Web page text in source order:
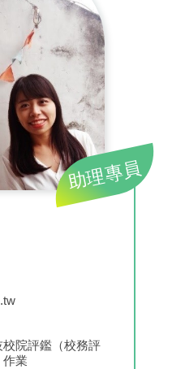
助理專員
院評鑑（校務評
作業